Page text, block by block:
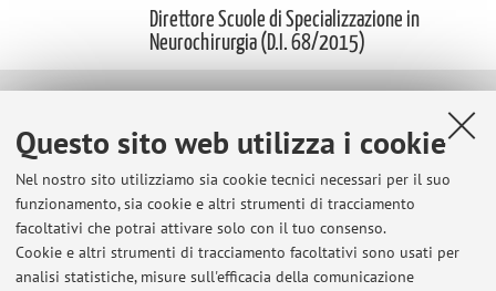
Questo sito web utilizza i cookie
Nel nostro sito utilizziamo sia cookie tecnici necessari per il suo
funzionamento, sia cookie e altri strumenti di tracciamento
facoltativi che potrai attivare solo con il tuo consenso.
Cookie e altri strumenti di tracciamento facoltativi sono usati per
analisi statistiche, misure sull'efficacia della comunicazione
Direttore Scuole di Specializzazione in
Neurochirurgia (D.I. 68/2015)
Insegnamenti Appelli d'esame
Tesi
Appelli d'esame